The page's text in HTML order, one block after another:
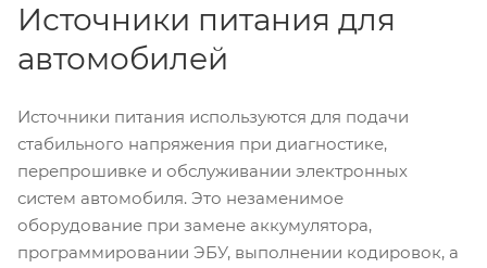
Источники питания для
автомобилей
Источники питания используются для подачи
стабильного напряжения при диагностике,
перепрошивке и обслуживании электронных
систем автомобиля. Это незаменимое
оборудование при замене аккумулятора,
программировании ЭБУ, выполнении кодировок, а